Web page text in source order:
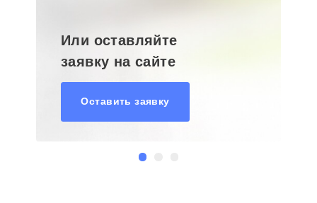
Или оставляйте
заявку на сайте
Оставить заявку